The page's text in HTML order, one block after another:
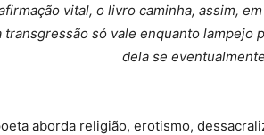
vital, o livro caminha, assim,
transgressão só vale enquanto
dela se
aborda religião, erotismo,